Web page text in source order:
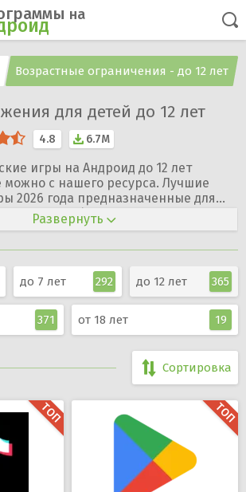
на
Возрастные ограничения - до 12 лет
для детей до 12 лет
4.8 6.7M
игры на Андроид до 12 лет
можно с нашего ресурса. Лучшие
2026 года предназначенные для
телефон, планшет, ТВ скачать
на русском языке Вы можете на
Развернуть
до 7 лет 292 до 12 лет 365
371 от 18 лет 19
Сортировка